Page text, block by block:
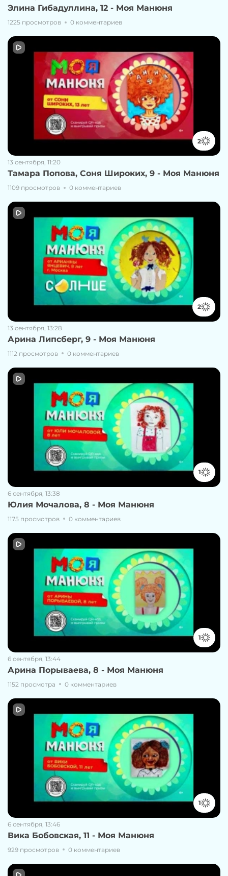
Элина Гибадуллина, 12 - Моя Манюня
1225 просмотров 0 комментариев
2
13 сентября, 11:20
Тамара Попова, Соня Широких, 9 - Моя Манюня
1109 просмотров 0 комментариев
2
13 сентября, 13:28
Арина Липсберг, 9 - Моя Манюня
1112 просмотров 0 комментариев
1
6 сентября, 13:38
Юлия Мочалова, 8 - Моя Манюня
1175 просмотров 0 комментариев
1
6 сентября, 13:44
Арина Порываева, 8 - Моя Манюня
1152 просмотра 0 комментариев
1
6 сентября, 13:46
Вика Бобовская, 11 - Моя Манюня
929 просмотров 0 комментариев